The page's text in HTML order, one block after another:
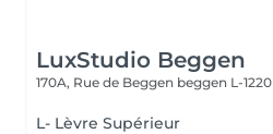
LuxStudio Beggen
170A, Rue de Beggen beggen L-1220
L- Lèvre Supérieur